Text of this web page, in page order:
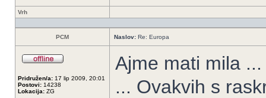
Vrh
PCM Naslov: Re: Europa
Pridružen/a: 17 lip 2009, 20:01
Postovi: 14238
Lokacija: ZG
Ajme mati mila
... Ovakvih s